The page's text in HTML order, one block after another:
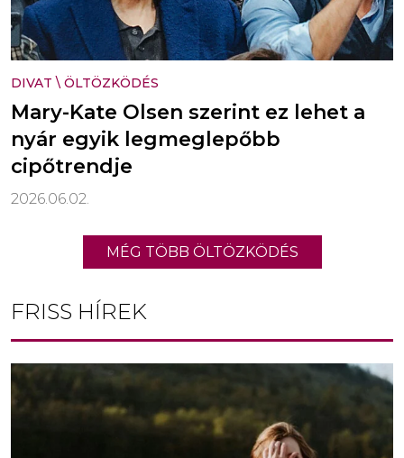
DIVAT \ ÖLTÖZKÖDÉS
Mary-Kate Olsen szerint ez lehet a
nyár egyik legmeglepőbb
cipőtrendje
2026.06.02.
MÉG TÖBB ÖLTÖZKÖDÉS
FRISS HÍREK